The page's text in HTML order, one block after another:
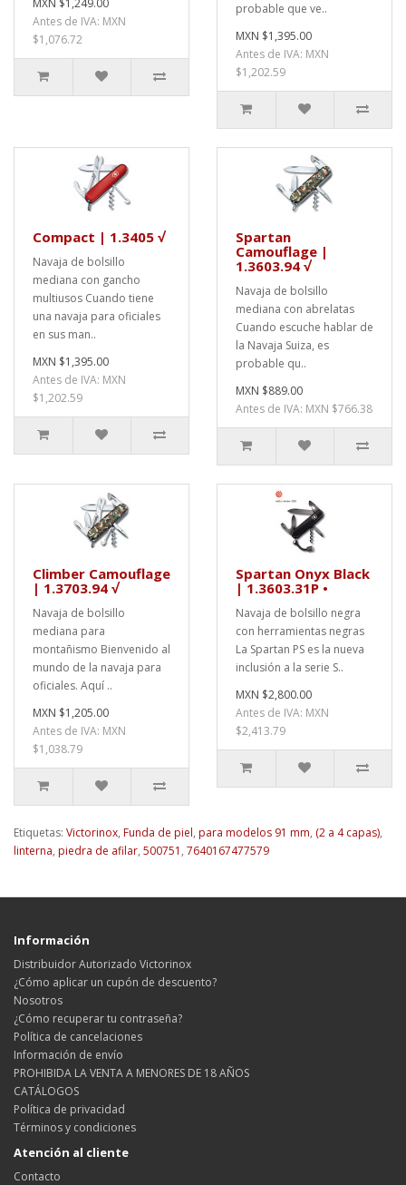
MXN $1,249.00
Antes de IVA: MXN
$1,076.72
probable que ve..
MXN $1,395.00
Antes de IVA: MXN
$1,202.59
Compact | 1.3405 √
Navaja de bolsillo
mediana con gancho
multiusos Cuando tiene
una navaja para oficiales
en sus man..
MXN $1,395.00
Antes de IVA: MXN
$1,202.59
Spartan
Camouflage |
1.3603.94 √
Navaja de bolsillo
mediana con abrelatas
Cuando escuche hablar de
la Navaja Suiza, es
probable qu..
MXN $889.00
Antes de IVA: MXN $766.38
Climber Camouflage
| 1.3703.94 √
Navaja de bolsillo
mediana para
montañismo Bienvenido al
mundo de la navaja para
oficiales. Aquí ..
MXN $1,205.00
Antes de IVA: MXN
$1,038.79
Spartan Onyx Black
| 1.3603.31P •
Navaja de bolsillo negra
con herramientas negras
La Spartan PS es la nueva
inclusión a la serie S..
MXN $2,800.00
Antes de IVA: MXN
$2,413.79
Etiquetas: Victorinox, Funda de piel, para modelos 91 mm, (2 a 4 capas),
linterna, piedra de afilar, 500751 , 7640167477579
Información
Distribuidor Autorizado Victorinox
¿Cómo aplicar un cupón de descuento?
Nosotros
¿Cómo recuperar tu contraseña?
Política de cancelaciones
Información de envío
PROHIBIDA LA VENTA A MENORES DE 18 AÑOS
CATÁLOGOS
Política de privacidad
Términos y condiciones
Atención al cliente
Contacto